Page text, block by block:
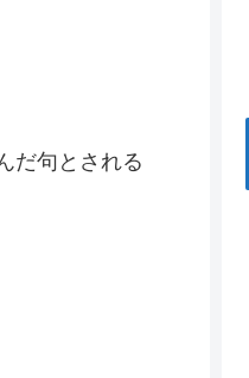
だ句とされる